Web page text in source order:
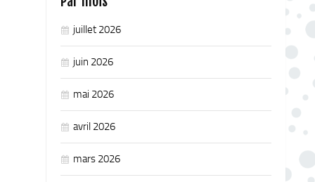
juillet 2026
juin 2026
mai 2026
avril 2026
mars 2026